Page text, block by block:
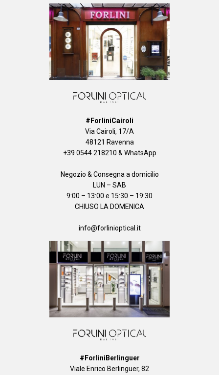
#ForliniCairoli
Via Cairoli, 17/A
48121 Ravenna
+39 0544 218210 & WhatsApp
Negozio & Consegna a domicilio
LUN – SAB
9:00 – 13:00 e 15:30 – 19:30
CHIUSO LA DOMENICA
info@forlinioptical.it
#ForliniBerlinguer
Viale Enrico Berlinguer, 82